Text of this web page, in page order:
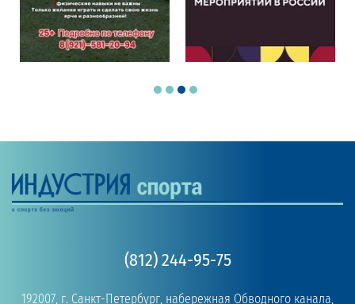
(812) 244-95-75
192007, г. Санкт-Петербург, набережная Обводного канала,